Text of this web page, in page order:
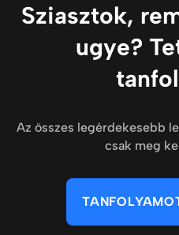
Sziasztok,
ugye?
Az összes legérdekesebb
csak meg